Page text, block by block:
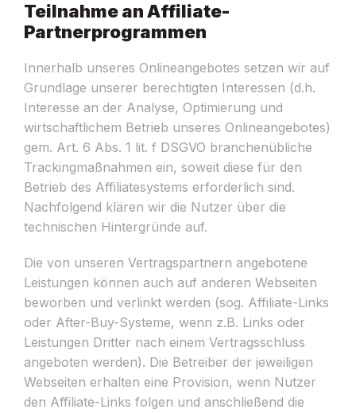
Teilnahme an Affiliate-
Partnerprogrammen
Innerhalb unseres Onlineangebotes setzen wir auf
Grundlage unserer berechtigten Interessen (d.h.
Interesse an der Analyse, Optimierung und
wirtschaftlichem Betrieb unseres Onlineangebotes)
gem. Art. 6 Abs. 1 lit. f DSGVO branchenübliche
Trackingmaßnahmen ein, soweit diese für den
Betrieb des Affiliatesystems erforderlich sind.
Nachfolgend klären wir die Nutzer über die
technischen Hintergründe auf.
Die von unseren Vertragspartnern angebotene
Leistungen können auch auf anderen Webseiten
beworben und verlinkt werden (sog. Affiliate-Links
oder After-Buy-Systeme, wenn z.B. Links oder
Leistungen Dritter nach einem Vertragsschluss
angeboten werden). Die Betreiber der jeweiligen
Webseiten erhalten eine Provision, wenn Nutzer
den Affiliate-Links folgen und anschließend die